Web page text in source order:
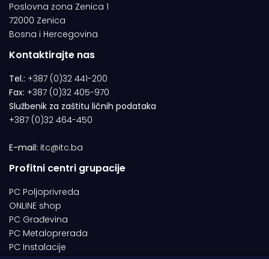
Poslovna zona Zenica 1
72000 Zenica
Bosna i Hercegovina
Kontaktirajte nas
Tel.: +387 (0)32 441-200
Fax: +387 (0)32 405-970
Službenik za zaštitu ličnih podataka
+387 (0)32 464-450
E-mail: itc@itc.ba
Profitni centri grupacije
PC Poljoprivreda
ONLINE shop
PC Građevina
PC Metaloprerada
PC Instalacije